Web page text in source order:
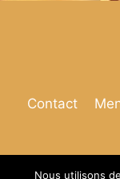
Contact
Nous utilisons